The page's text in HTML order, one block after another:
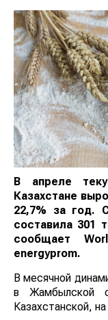
В апреле
Казахстане
22,7% за год.
составила 301
сообщает
energyprom.
В месячной
в Жамбылской
Казахстанской,